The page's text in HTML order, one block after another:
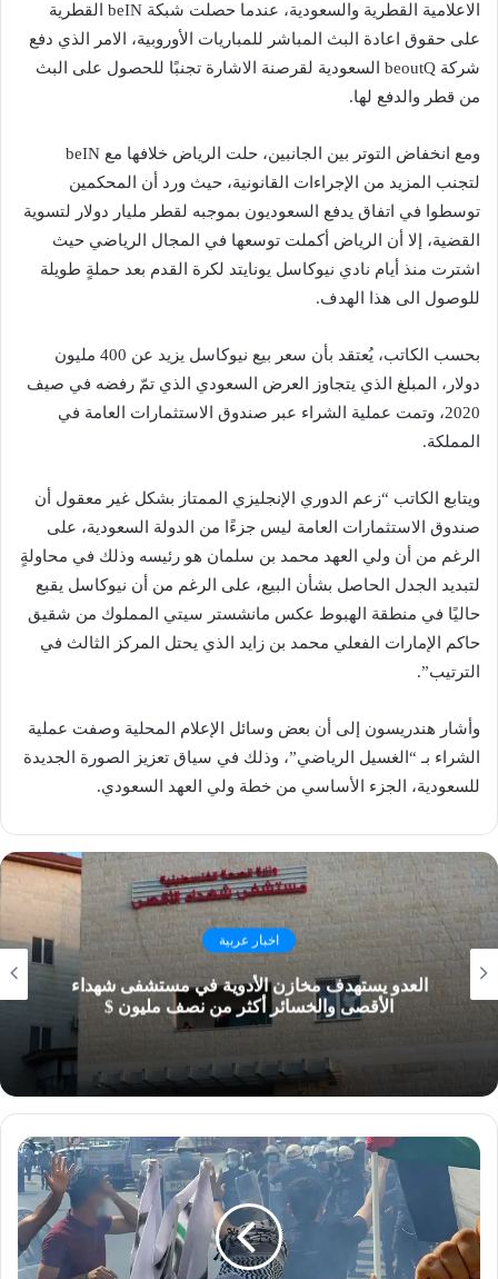
الاعلامية القطرية والسعودية، عندما حصلت شبكة beIN القطرية
على حقوق اعادة البث المباشر للمباريات الأوروبية، الامر الذي دفع
شركة beoutQ السعودية لقرصنة الاشارة تجنبًا للحصول على البث
من قطر والدفع لها.
ومع انخفاض التوتر بين الجانبين، حلت الرياض خلافها مع beIN
لتجنب المزيد من الإجراءات القانونية، حيث ورد أن المحكمين
توسطوا في اتفاق يدفع السعوديون بموجبه لقطر مليار دولار لتسوية
القضية، إلا أن الرياض أكملت توسعها في المجال الرياضي حيث
اشترت منذ أيام نادي نيوكاسل يونايتد لكرة القدم بعد حملةٍ طويلة
للوصول الى هذا الهدف.
بحسب الكاتب، يُعتقد بأن سعر بيع نيوكاسل يزيد عن 400 مليون
دولار، المبلغ الذي يتجاوز العرض السعودي الذي تمّ رفضه في صيف
2020، وتمت عملية الشراء عبر صندوق الاستثمارات العامة في
المملكة.
ويتابع الكاتب “زعم الدوري الإنجليزي الممتاز بشكل غير معقول أن
صندوق الاستثمارات العامة ليس جزءًا من الدولة السعودية، على
الرغم من أن ولي العهد محمد بن سلمان هو رئيسه وذلك في محاولةٍ
لتبديد الجدل الحاصل بشأن البيع، على الرغم من أن نيوكاسل يقبع
حاليًا في منطقة الهبوط عكس مانشستر سيتي المملوك من شقيق
حاكم الإمارات الفعلي محمد بن زايد الذي يحتل المركز الثالث في
الترتيب”.
وأشار هندريسون إلى أن بعض وسائل الإعلام المحلية وصفت عملية
الشراء بـ “الغسيل الرياضي”، وذلك في سياق تعزيز الصورة الجديدة
للسعودية، الجزء الأساسي من خطة ولي العهد السعودي.
اخبار عربية
العدو يستهدف مخازن الأدوية في مستشفى شهداء
الأقصى والخسائر أكثر من نصف مليون $